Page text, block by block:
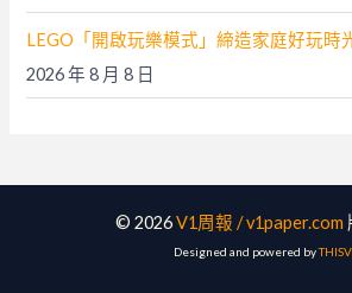
LEGO「開啟玩樂模式」締造家庭好玩時
2026 年 8 月 8 日
© 2026V1周報 / v1paper.com
Designed and powered by